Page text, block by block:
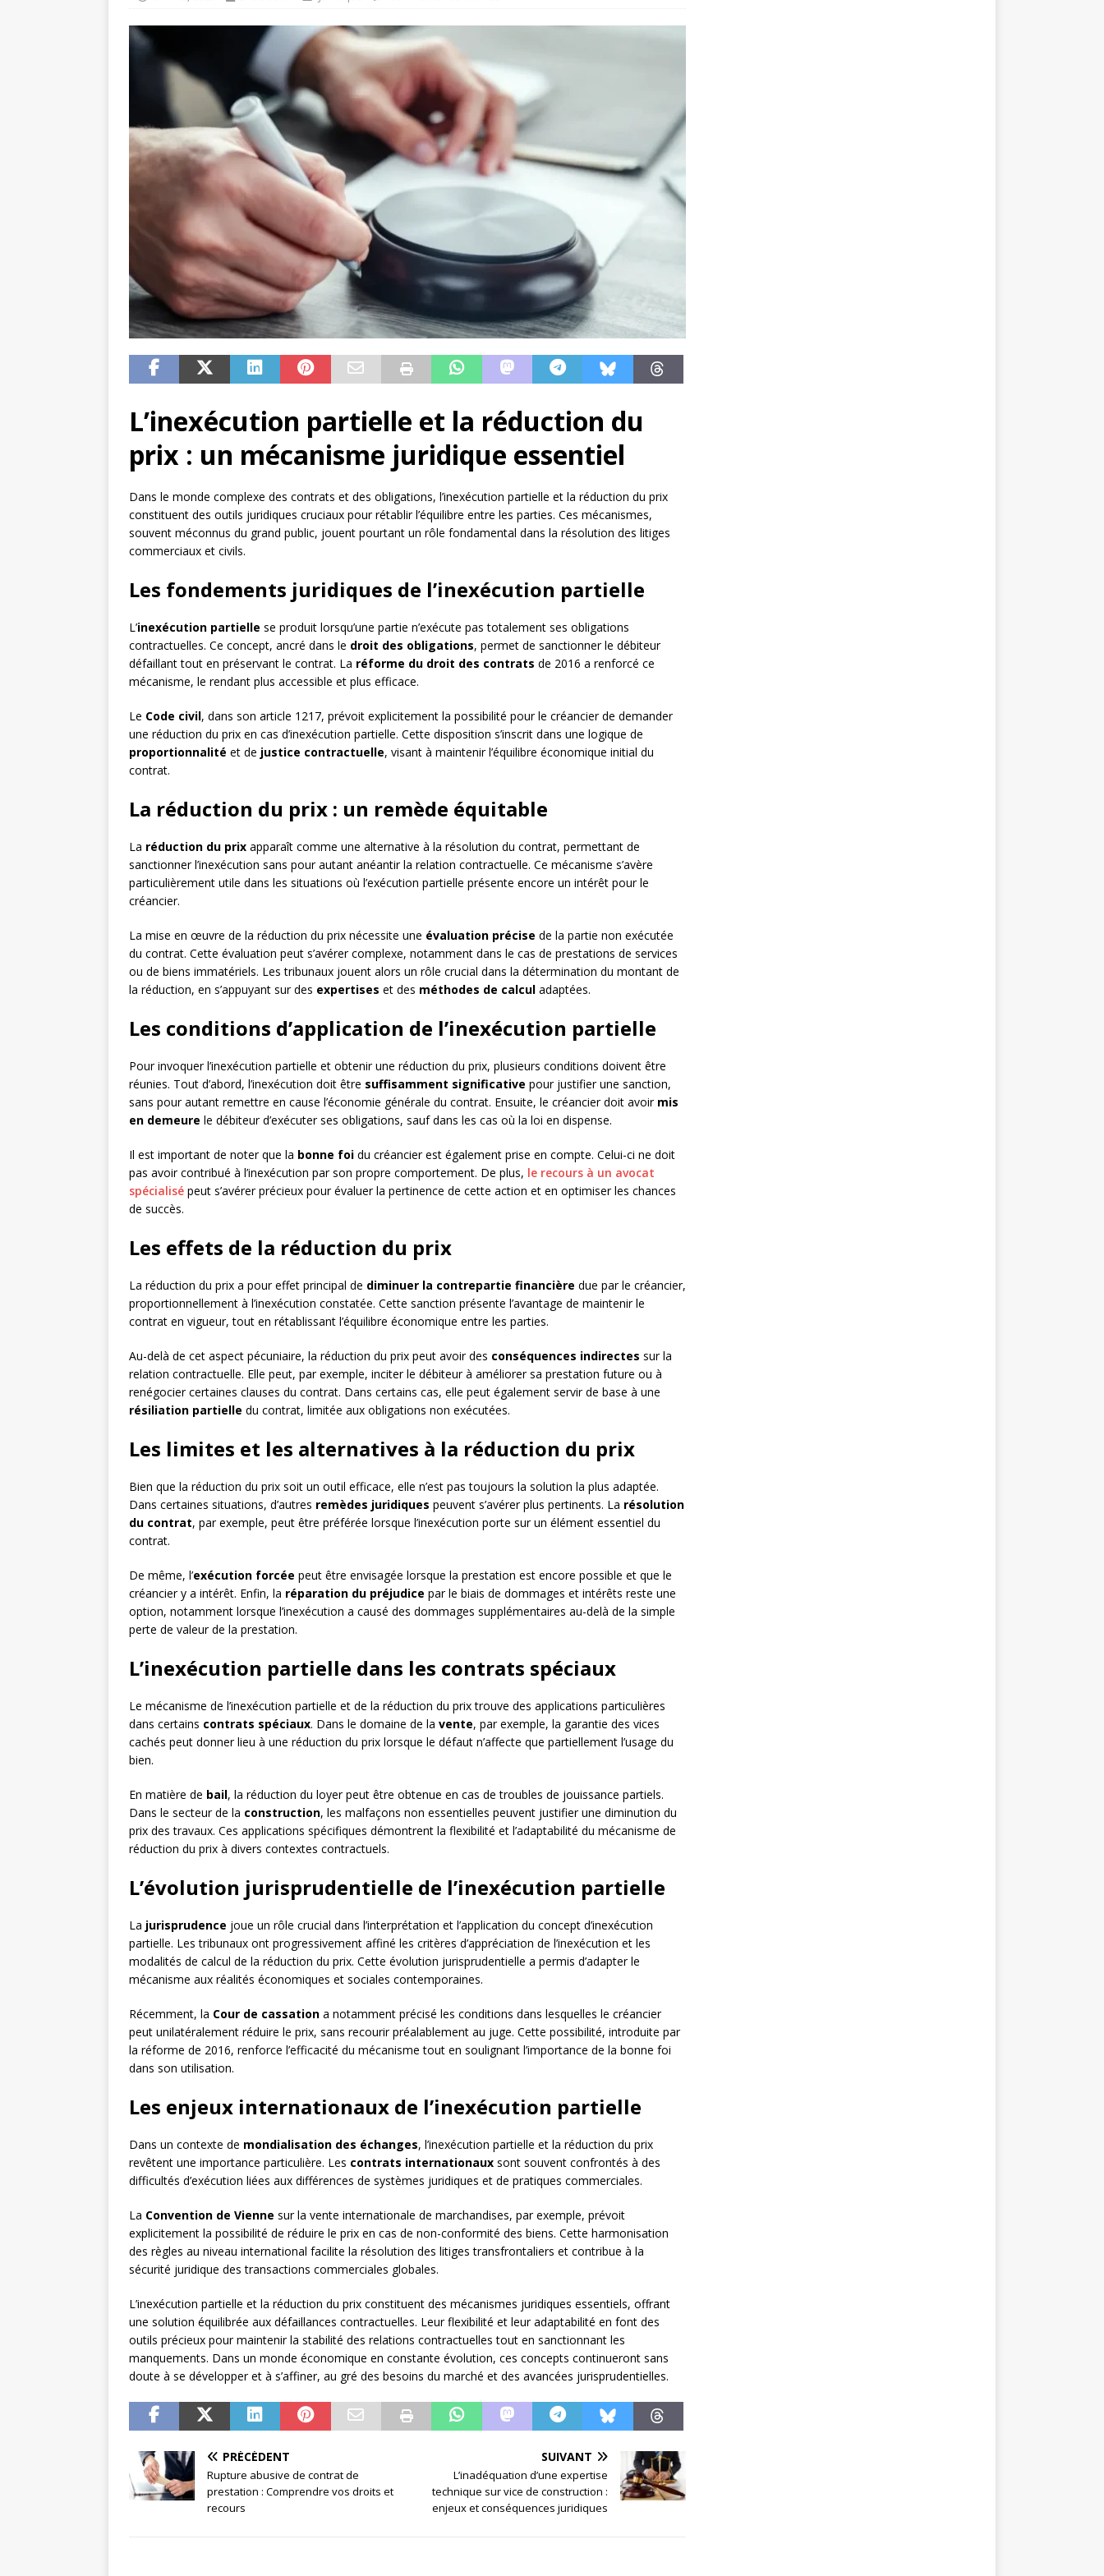
L’inexécution partielle et la réduction du
prix : un mécanisme juridique essentiel
Dans le monde complexe des contrats et des obligations, l’inexécution partielle et la réduction du prix
constituent des outils juridiques cruciaux pour rétablir l’équilibre entre les parties. Ces mécanismes,
souvent méconnus du grand public, jouent pourtant un rôle fondamental dans la résolution des litiges
commerciaux et civils.
Les fondements juridiques de l’inexécution partielle
L’inexécution partielle se produit lorsqu’une partie n’exécute pas totalement ses obligations
contractuelles. Ce concept, ancré dans le droit des obligations, permet de sanctionner le débiteur
défaillant tout en préservant le contrat. La réforme du droit des contrats de 2016 a renforcé ce
mécanisme, le rendant plus accessible et plus efficace.
Le Code civil, dans son article 1217, prévoit explicitement la possibilité pour le créancier de demander
une réduction du prix en cas d’inexécution partielle. Cette disposition s’inscrit dans une logique de
proportionnalité et de justice contractuelle, visant à maintenir l’équilibre économique initial du
contrat.
La réduction du prix : un remède équitable
La réduction du prix apparaît comme une alternative à la résolution du contrat, permettant de
sanctionner l’inexécution sans pour autant anéantir la relation contractuelle. Ce mécanisme s’avère
particulièrement utile dans les situations où l’exécution partielle présente encore un intérêt pour le
créancier.
La mise en œuvre de la réduction du prix nécessite une évaluation précise de la partie non exécutée
du contrat. Cette évaluation peut s’avérer complexe, notamment dans le cas de prestations de services
ou de biens immatériels. Les tribunaux jouent alors un rôle crucial dans la détermination du montant de
la réduction, en s’appuyant sur des expertises et des méthodes de calcul adaptées.
Les conditions d’application de l’inexécution partielle
Pour invoquer l’inexécution partielle et obtenir une réduction du prix, plusieurs conditions doivent être
réunies. Tout d’abord, l’inexécution doit être suffisamment significative pour justifier une sanction,
sans pour autant remettre en cause l’économie générale du contrat. Ensuite, le créancier doit avoir mis
en demeure le débiteur d’exécuter ses obligations, sauf dans les cas où la loi en dispense.
Il est important de noter que la bonne foi du créancier est également prise en compte. Celui-ci ne doit
pas avoir contribué à l’inexécution par son propre comportement. De plus, le recours à un avocat
spécialisé peut s’avérer précieux pour évaluer la pertinence de cette action et en optimiser les chances
de succès.
Les effets de la réduction du prix
La réduction du prix a pour effet principal de diminuer la contrepartie financière due par le créancier,
proportionnellement à l’inexécution constatée. Cette sanction présente l’avantage de maintenir le
contrat en vigueur, tout en rétablissant l’équilibre économique entre les parties.
Au-delà de cet aspect pécuniaire, la réduction du prix peut avoir des conséquences indirectes sur la
relation contractuelle. Elle peut, par exemple, inciter le débiteur à améliorer sa prestation future ou à
renégocier certaines clauses du contrat. Dans certains cas, elle peut également servir de base à une
résiliation partielle du contrat, limitée aux obligations non exécutées.
Les limites et les alternatives à la réduction du prix
Bien que la réduction du prix soit un outil efficace, elle n’est pas toujours la solution la plus adaptée.
Dans certaines situations, d’autres remèdes juridiques peuvent s’avérer plus pertinents. La résolution
du contrat, par exemple, peut être préférée lorsque l’inexécution porte sur un élément essentiel du
contrat.
De même, l’exécution forcée peut être envisagée lorsque la prestation est encore possible et que le
créancier y a intérêt. Enfin, la réparation du préjudice par le biais de dommages et intérêts reste une
option, notamment lorsque l’inexécution a causé des dommages supplémentaires au-delà de la simple
perte de valeur de la prestation.
L’inexécution partielle dans les contrats spéciaux
Le mécanisme de l’inexécution partielle et de la réduction du prix trouve des applications particulières
dans certains contrats spéciaux. Dans le domaine de la vente, par exemple, la garantie des vices
cachés peut donner lieu à une réduction du prix lorsque le défaut n’affecte que partiellement l’usage du
bien.
En matière de bail, la réduction du loyer peut être obtenue en cas de troubles de jouissance partiels.
Dans le secteur de la construction, les malfaçons non essentielles peuvent justifier une diminution du
prix des travaux. Ces applications spécifiques démontrent la flexibilité et l’adaptabilité du mécanisme de
réduction du prix à divers contextes contractuels.
L’évolution jurisprudentielle de l’inexécution partielle
La jurisprudence joue un rôle crucial dans l’interprétation et l’application du concept d’inexécution
partielle. Les tribunaux ont progressivement affiné les critères d’appréciation de l’inexécution et les
modalités de calcul de la réduction du prix. Cette évolution jurisprudentielle a permis d’adapter le
mécanisme aux réalités économiques et sociales contemporaines.
Récemment, la Cour de cassation a notamment précisé les conditions dans lesquelles le créancier
peut unilatéralement réduire le prix, sans recourir préalablement au juge. Cette possibilité, introduite par
la réforme de 2016, renforce l’efficacité du mécanisme tout en soulignant l’importance de la bonne foi
dans son utilisation.
Les enjeux internationaux de l’inexécution partielle
Dans un contexte de mondialisation des échanges, l’inexécution partielle et la réduction du prix
revêtent une importance particulière. Les contrats internationaux sont souvent confrontés à des
difficultés d’exécution liées aux différences de systèmes juridiques et de pratiques commerciales.
La Convention de Vienne sur la vente internationale de marchandises, par exemple, prévoit
explicitement la possibilité de réduire le prix en cas de non-conformité des biens. Cette harmonisation
des règles au niveau international facilite la résolution des litiges transfrontaliers et contribue à la
sécurité juridique des transactions commerciales globales.
L’inexécution partielle et la réduction du prix constituent des mécanismes juridiques essentiels, offrant
une solution équilibrée aux défaillances contractuelles. Leur flexibilité et leur adaptabilité en font des
outils précieux pour maintenir la stabilité des relations contractuelles tout en sanctionnant les
manquements. Dans un monde économique en constante évolution, ces concepts continueront sans
doute à se développer et à s’affiner, au gré des besoins du marché et des avancées jurisprudentielles.
PRÉCÉDENT
Rupture abusive de contrat de
prestation : Comprendre vos droits et
recours
SUIVANT
L’inadéquation d’une expertise
technique sur vice de construction :
enjeux et conséquences juridiques